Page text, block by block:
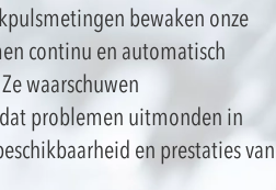
bewaken onze
continu en automatisch
waarschuwen
problemen uitmonden in
en prestaties van